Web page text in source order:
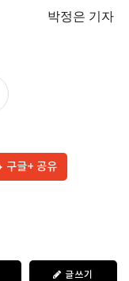
박정은 기자
구글+ 공유
글쓰기